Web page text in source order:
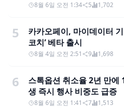
8월 6일 오전 1:34 5 1,702
5
카카오페이, 마이데이터
코치’ 베타 출시
8월 4일 오전 2:51 9 1,698
6
스톡옵션 취소율 2년 만
생 즉시 행사 비중도 급증
8월 6일 오전 1:41 7 1,513